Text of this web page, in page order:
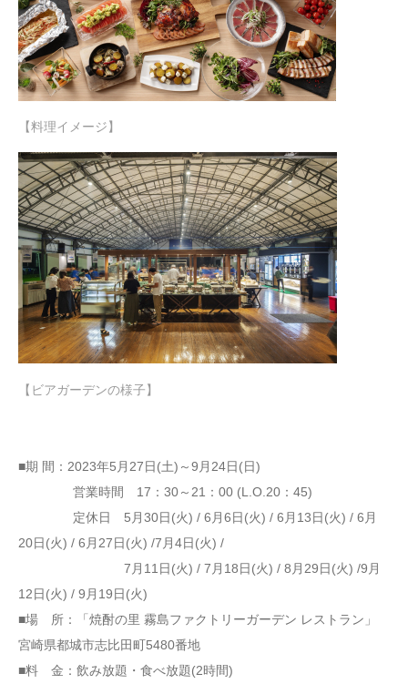
【料理イメージ】
【ビアガーデンの様子】
■期 間：2023年5月27日(土)～9月24日(日)
営業時間 17：30～21：00 (L.O.20：45)
定休日 5月30日(火) / 6月6日(火) / 6月13日(火) / 6月
20日(火) / 6月27日(火) /7月4日(火) /
7月11日(火) / 7月18日(火) / 8月29日(火) /9月
12日(火) / 9月19日(火)
■場 所：「焼酎の里 霧島ファクトリーガーデン レストラン」
宮崎県都城市志比田町5480番地
■料 金：飲み放題・食べ放題(2時間)